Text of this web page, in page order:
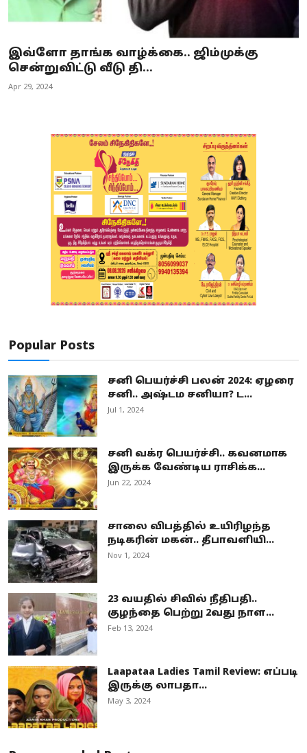
இவ்ளோ தாங்க வாழ்க்கை.. ஜிம்முக்கு
சென்றுவிட்டு வீடு தி...
Apr 29, 2024
Popular Posts
சனி பெயர்ச்சி பலன் 2024: ஏழரை
சனி.. அஷ்டம சனியா? ட...
Jul 1, 2024
சனி வக்ர பெயர்ச்சி.. கவனமாக
இருக்க வேண்டிய ராசிக்க...
Jun 22, 2024
சாலை விபத்தில் உயிரிழந்த
நடிகரின் மகன்.. தீபாவளியி...
Nov 1, 2024
23 வயதில் சிவில் நீதிபதி..
குழந்தை பெற்று 2வது நாள...
Feb 13, 2024
Laapataa Ladies Tamil Review: எப்படி
இருக்கு லாபதா...
May 3, 2024